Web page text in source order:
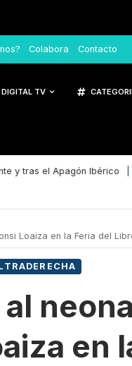
Colabora Contacto
TV
el Apagón Ibérico
Loaiza en la Feria del
en